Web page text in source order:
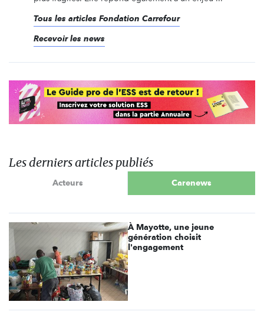
Tous les articles Fondation Carrefour
Recevoir les news
Les derniers articles publiés
Acteurs Carenews
À Mayotte, une jeune
génération choisit
l'engagement